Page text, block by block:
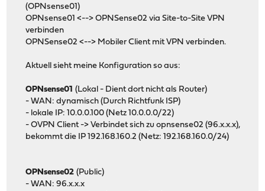
(OPNsense01)
OPNsense01 <--> OPNSense02 via Site-to-Site VPN
verbinden
OPNSense02 <--> Mobiler Client mit VPN verbinden.
Aktuell sieht meine Konfiguration so aus:
OPNsense01(Lokal - Dient dort nicht als Router)
- WAN: dynamisch (Durch Richtfunk ISP)
- lokale IP: 10.0.0.100 (Netz 10.0.0.0/22)
- OVPN Client -> Verbindet sich zu opnsense02 (96.x.x.x),
bekommt die IP 192.168.160.2 (Netz: 192.168.160.0/24)
OPNsense02(Public)
- WAN: 96.x.x.x